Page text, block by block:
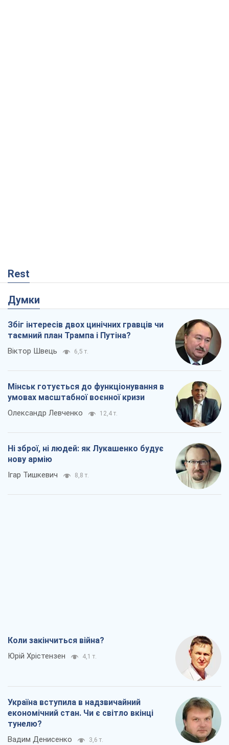
Rest
Думки
Збіг інтересів двох цинічних гравців чи
таємний план Трампа і Путіна?
Віктор Швець 6,5 т.
Мінськ готується до функціонування в
умовах масштабної воєнної кризи
Олександр Левченко 12,4 т.
Ні зброї, ні людей: як Лукашенко будує
нову армію
Ігар Тишкевич 8,8 т.
Коли закінчиться війна?
Юрій Хрістензен 4,1 т.
Україна вступила в надзвичайний
економічний стан. Чи є світло вкінці
тунелю?
Вадим Денисенко 3,6 т.